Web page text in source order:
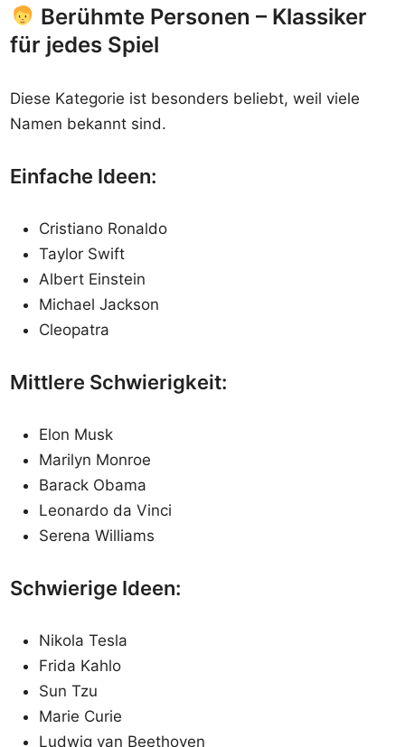
Berühmte Personen – Klassiker
für jedes Spiel
Diese Kategorie ist besonders beliebt, weil viele
Namen bekannt sind.
Einfache Ideen:
Cristiano Ronaldo
Taylor Swift
Albert Einstein
Michael Jackson
Cleopatra
Mittlere Schwierigkeit:
Elon Musk
Marilyn Monroe
Barack Obama
Leonardo da Vinci
Serena Williams
Schwierige Ideen:
Nikola Tesla
Frida Kahlo
Sun Tzu
Marie Curie
Ludwig van Beethoven